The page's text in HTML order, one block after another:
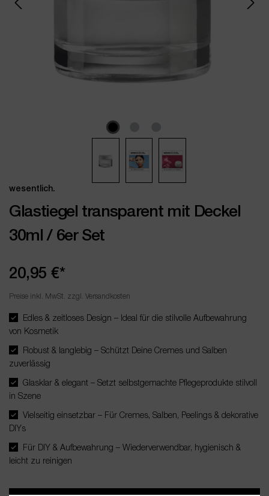
wesentlich.
Glastiegel transparent mit Deckel
30ml / 6er Set
20,95 €*
Preise inkl. MwSt. zzgl. Versandkosten
Edles & zeitloses Design – Ideal für die stilvolle Aufbewahrung
von Kosmetik
Robust & langlebig – Schützt Deine Cremes und Salben
zuverlässig
Glasklar & elegant – Setzt selbstgemachte Pflegeprodukte stilvoll
in Szene
Vielseitig einsetzbar – Für Cremes, Salben, Peelings & dekorative
DIYs
Für DIY & Aufbewahrung – Wiederverwendbar, hygienisch &
leicht zu reinigen